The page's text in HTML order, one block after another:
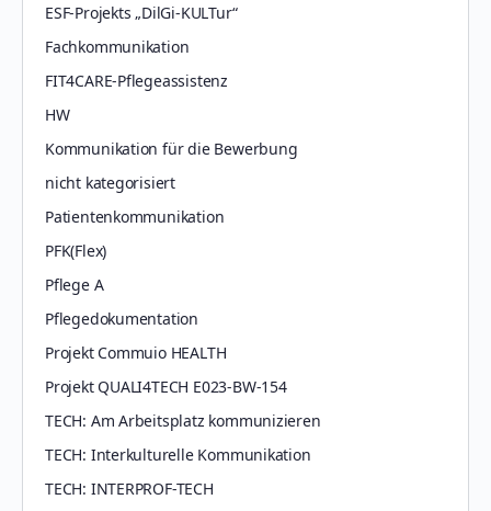
ESF-Projekts „DilGi-KULTur“
Fachkommunikation
FIT4CARE-Pflegeassistenz
HW
Kommunikation für die Bewerbung
nicht kategorisiert
Patientenkommunikation
PFK(Flex)
Pflege A
Pflegedokumentation
Projekt Commuio HEALTH
Projekt QUALI4TECH E023-BW-154
TECH: Am Arbeitsplatz kommunizieren
TECH: Interkulturelle Kommunikation
TECH: INTERPROF-TECH